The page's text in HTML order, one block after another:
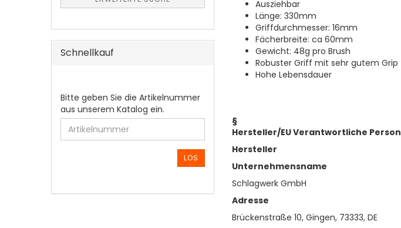
Ausziehbar
Länge: 330mm
Griffdurchmesser: 16mm
Fächerbreite: ca 60mm
Gewicht: 48g pro Brush
Robuster Griff mit sehr gutem Grip
Hohe Lebensdauer
§
Hersteller/EU Verantwortliche Person
Hersteller
Unternehmensname
Schlagwerk GmbH
Adresse
Brückenstraße 10, Gingen, 73333, DE
Schnellkauf
BITTE
GEBEN
SIE
DIE
ARTIKELNUMMER
EIN.
Bitte geben Sie die Artikelnummer
aus unserem Katalog ein.
LOS